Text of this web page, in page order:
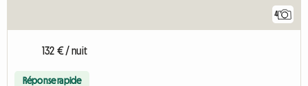
4
132 € / nuit
Réponse rapide